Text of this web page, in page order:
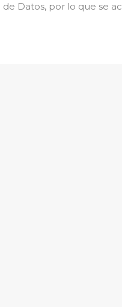
Datos, por lo que se